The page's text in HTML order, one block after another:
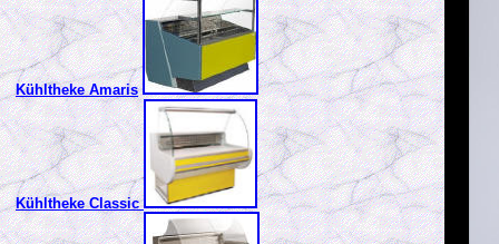
Kühltheke Amaris
Kühltheke Classic